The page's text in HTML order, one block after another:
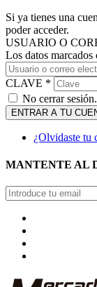
Si ya tienes una
poder acceder.
USUARIO O
Los datos
CLAVE *
No cerrar sesión.
ENTRAR A TU
¿Olvidaste tu
MANTENTE AL